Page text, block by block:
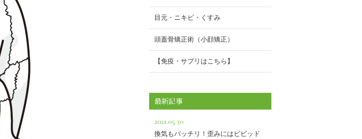
目元・ニキビ・くすみ
頭蓋骨矯正術（小顔矯正）
【免疫・サプリはこちら】
最新記事
2021.05.30
換気もバッチリ！歪みにはビビッド